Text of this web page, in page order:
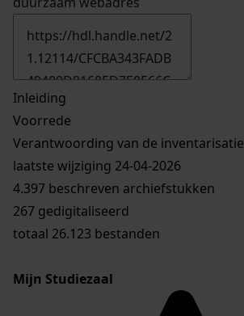
Inleiding
Voorrede
Verantwoording van de inventarisatie
laatste wijziging 24-04-2026
4.397 beschreven archiefstukken
267 gedigitaliseerd
totaal 26.123 bestanden
Mijn Studiezaal